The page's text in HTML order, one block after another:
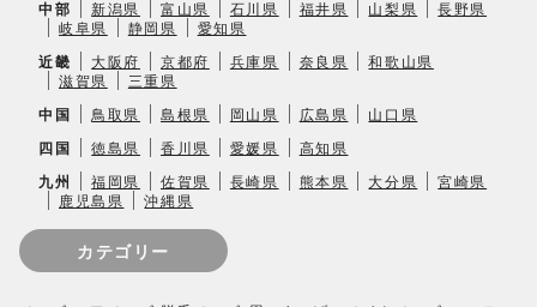
中部 新潟県 富山県 石川県 福井県 山梨県
長野県
岐阜県
静岡県 愛知県
近畿 大阪府 京都府 兵庫県 奈良県
和歌山県
滋賀県
三重県
中国 鳥取県 島根県 岡山県 広島県 山口県
四国 徳島県 香川県 愛媛県 高知県
九州 福岡県 佐賀県 長崎県 熊本県 大分県
宮崎県
鹿児島県
沖縄県
カテゴリー